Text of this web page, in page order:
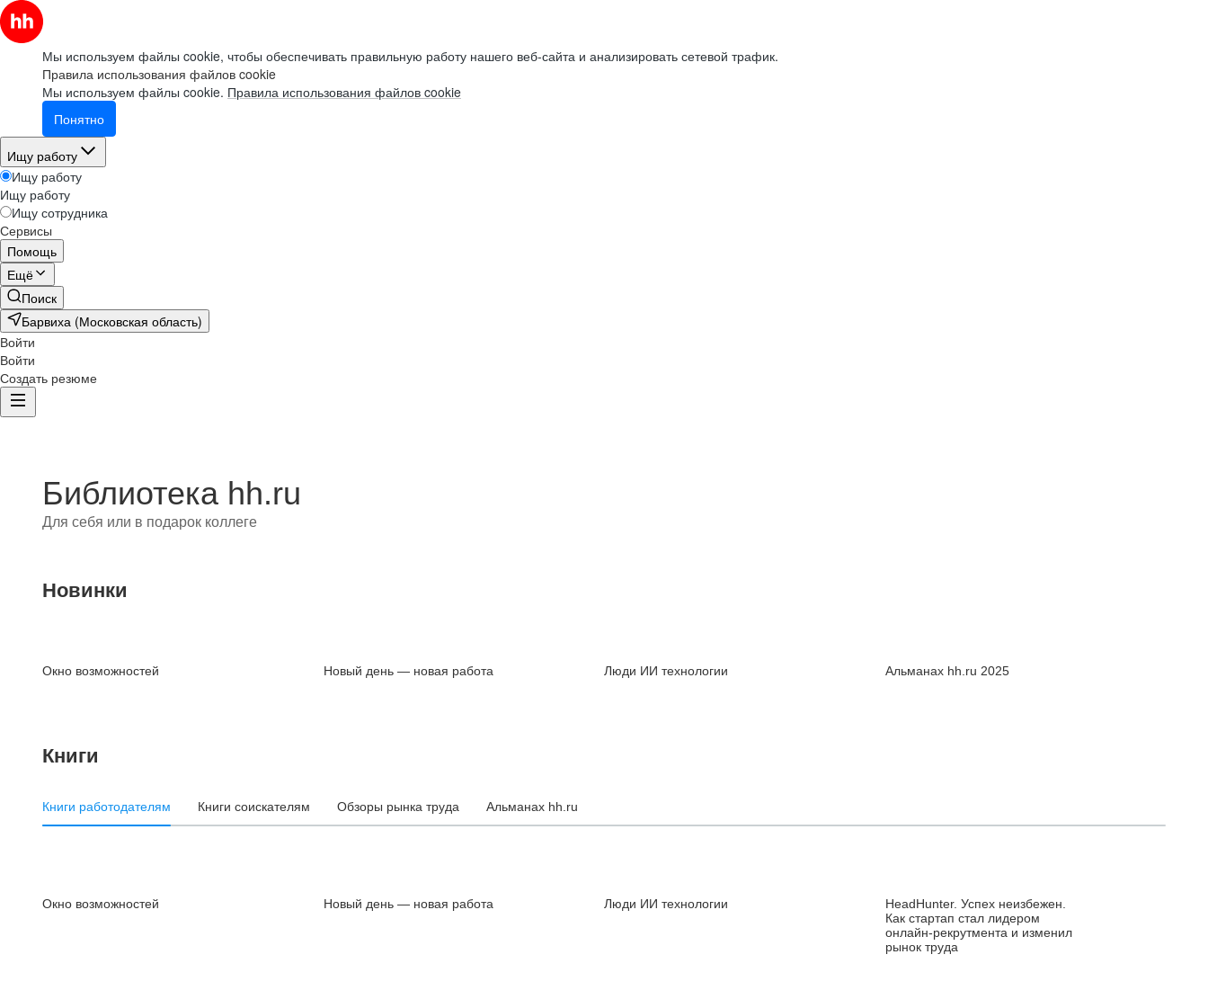
Мы используем файлы cookie, чтобы обеспечивать правильную работу нашего веб-сайта и анализировать сетевой трафик.
Правила использования файлов cookie
Мы используем файлы cookie. Правила использования файлов cookie
Понятно
Ищу работу
Ищу работу
Ищу работу
Ищу сотрудника
Сервисы
Помощь
Ещё
Поиск
Барвиха (Московская область)
Войти
Войти
Создать резюме
Библиотека hh.ru
Для себя или в подарок коллеге
Новинки
Окно возможностей Новый день — новая работа Люди ИИ технологии Альманах hh.ru 2025
Книги
Книги работодателям Книги соискателям Обзоры рынка труда Альманах hh.ru
Окно возможностей Новый день — новая работа Люди ИИ технологии
HeadHunter. Успех неизбежен.
Как стартап стал лидером
онлайн-рекрутмента и изменил
рынок труда